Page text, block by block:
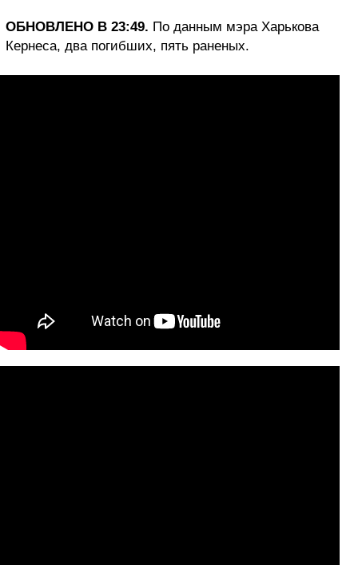
ОБНОВЛЕНО В 23:49. По данным мэра Харькова
Кернеса, два погибших, пять раненых.